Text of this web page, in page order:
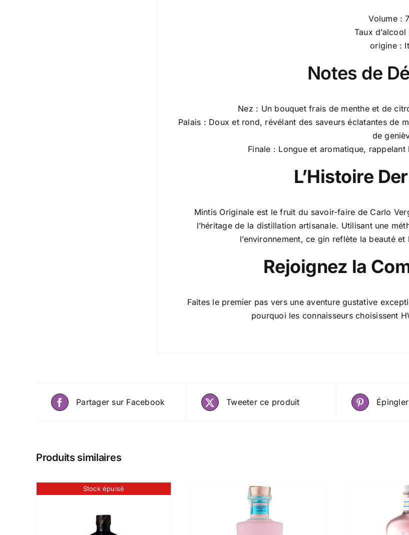
Volume :
Taux d’alcool
origine :
Notes de
Nez : Un bouquet frais de menthe et de
Palais : Doux et rond, révélant des saveurs éclatantes de
de
Finale : Longue et aromatique,
L’Histoire
Mintis Originale est le fruit du savoir-faire de Carlo
l’héritage de la distillation artisanale. Utilisant une
l’environnement, ce gin reflète la beauté
Rejoignez la
Faites le premier pas vers une aventure gustative
pourquoi les connaisseurs choisissent
Partager sur Facebook Tweeter ce produit
Produits similaires
Stock épuisé